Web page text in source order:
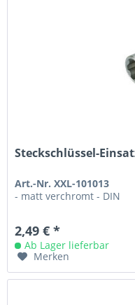
Steckschlüssel-
Art.-Nr. XXL-101013
- matt verchromt - DIN
2,49 € *
Ab Lager lieferbar
Merken